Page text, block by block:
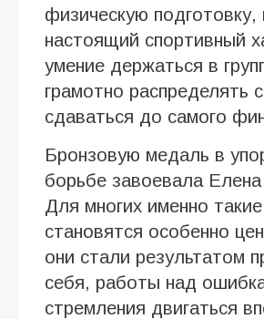
физическую подготовку,
настоящий спортивный
умение держаться в
грамотно распределять
сдаваться до самого
Бронзовую медаль в
борьбе завоевала
Для многих именно
становятся особенно
они стали результатом
себя, работы над
стремления двигаться